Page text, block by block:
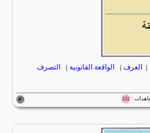
|العرف | الواقعة القانونية |
التصرف
131